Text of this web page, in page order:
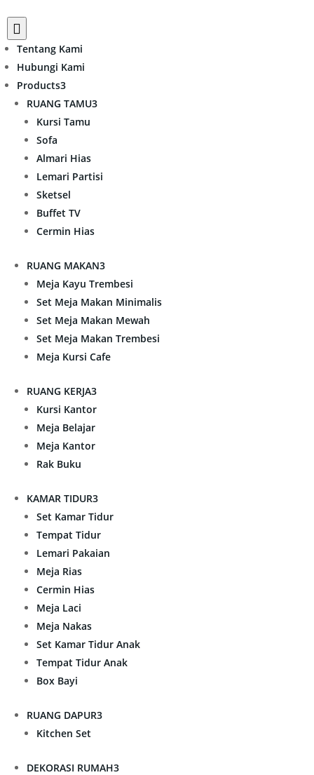

Tentang Kami
Hubungi Kami
Products3
RUANG TAMU3
Kursi Tamu
Sofa
Almari Hias
Lemari Partisi
Sketsel
Buffet TV
Cermin Hias
RUANG MAKAN3
Meja Kayu Trembesi
Set Meja Makan Minimalis
Set Meja Makan Mewah
Set Meja Makan Trembesi
Meja Kursi Cafe
RUANG KERJA3
Kursi Kantor
Meja Belajar
Meja Kantor
Rak Buku
KAMAR TIDUR3
Set Kamar Tidur
Tempat Tidur
Lemari Pakaian
Meja Rias
Cermin Hias
Meja Laci
Meja Nakas
Set Kamar Tidur Anak
Tempat Tidur Anak
Box Bayi
RUANG DAPUR3
Kitchen Set
DEKORASI RUMAH3